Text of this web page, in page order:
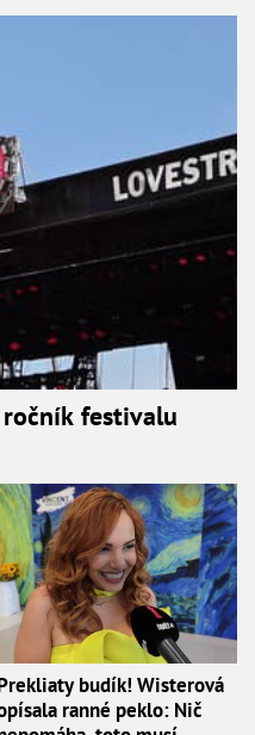
festivalu
budík! Wisterová
ranné peklo: Nič